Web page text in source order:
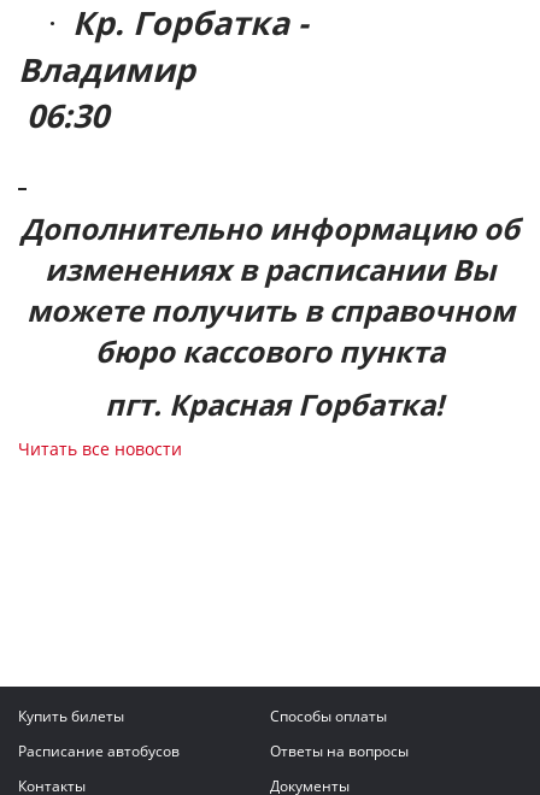
· Кр. Горбатка -
Владимир
06:30
Дополнительно информацию об
изменениях в расписании Вы
можете получить в справочном
бюро кассового пункта
пгт. Красная Горбатка!
Читать все новости
Купить билеты
Способы оплаты
Расписание автобусов
Ответы на вопросы
Контакты
Документы